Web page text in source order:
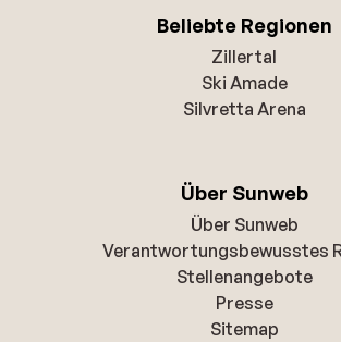
Beliebte Regionen
Zillertal
Ski Amade
Silvretta Arena
Über Sunweb
Über Sunweb
Verantwortungsbewusstes
Stellenangebote
Presse
Sitemap